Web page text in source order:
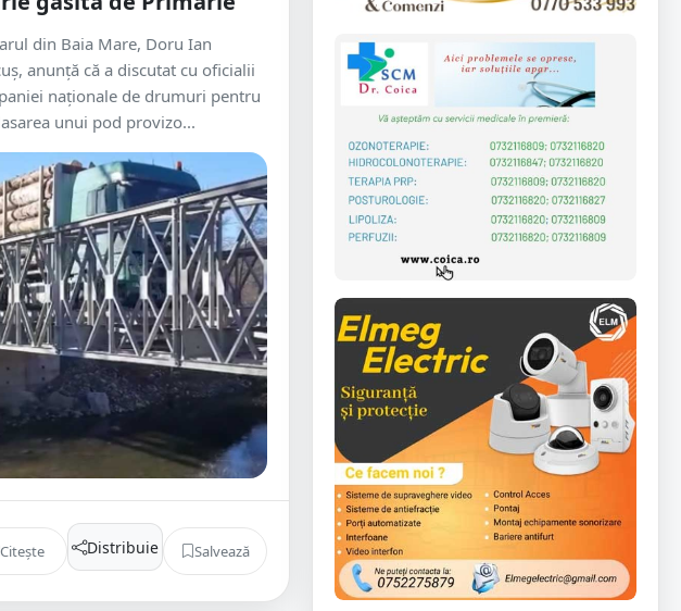
din Baia Mare, Doru Ian
anunţă că a discutat cu oficialii
naţionale de drumuri pentru
unui pod provizo...
Citește Distribuie Salvează